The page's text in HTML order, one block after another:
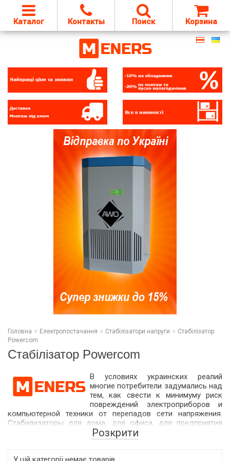
Каталог Корзина
Поиск
Контакты
Головна » Електропостачання » Стабілізатори напруги » Стабілізатор
Powercom
Стабілізатор Powercom
В условиях украинских реалий
многие потребители задумались над
тем, как свести к минимуму риск
повреждений электроприборов и
компьютерной техники от перепадов сети напряжения.
Стабилизаторы для дома, для офиса, для предприятия
смогут помочь в этом: достаточно обратить внимание на
выбор товара в интернет-магазине с безупречной
Розкрити